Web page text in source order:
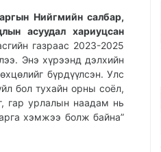
Нийгмийн салбар,
асуудал хариуцсан
газраас 2023-2025
Энэ хүрээнд дэлхийн
бүрдүүлсэн. Улс
бол тухайн орны соёл,
гар урлалын наадам нь
хэмжээ болж байна”